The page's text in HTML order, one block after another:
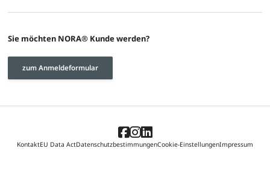
Sie möchten NORA® Kunde werden?
zum Anmeldeformular
KontaktEU Data ActDatenschutzbestimmungenCookie-EinstellungenImpressum